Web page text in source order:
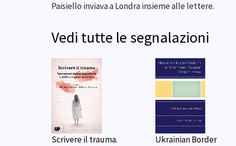
Paisiello inviava a Londra insieme alle lettere.
Vedi tutte le segnalazioni
Scrivere il trauma.
Ukrainian Border